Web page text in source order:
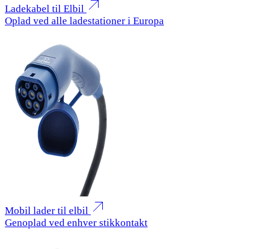
Ladekabel til Elbil
Oplad ved alle ladestationer i Europa
Mobil lader til elbil
Genoplad ved enhver stikkontakt